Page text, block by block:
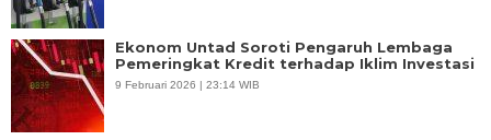
Ekonom Untad Soroti Pengaruh Lembaga
Pemeringkat Kredit terhadap Iklim Investasi
9 Februari 2026 | 23:14 WIB